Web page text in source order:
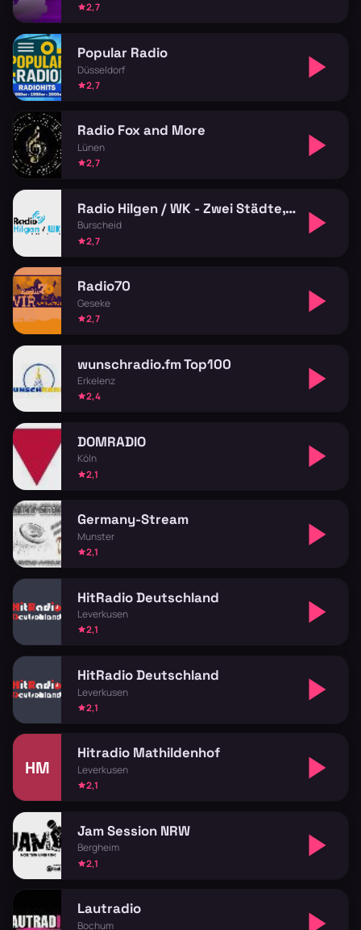
2,7
Popular Radio
Düsseldorf
2,7
Radio Fox and More
Lünen
2,7
Radio Hilgen / WK - Zwei Städte, ein Sender
Burscheid
2,7
Radio70
Geseke
2,7
wunschradio.fm Top100
Erkelenz
2,4
DOMRADIO
Köln
2,1
Germany-Stream
Munster
2,1
HitRadio Deutschland
Leverkusen
2,1
HitRadio Deutschland
Leverkusen
2,1
HM
Hitradio Mathildenhof
Leverkusen
2,1
Jam Session NRW
Bergheim
2,1
Lautradio
Bochum